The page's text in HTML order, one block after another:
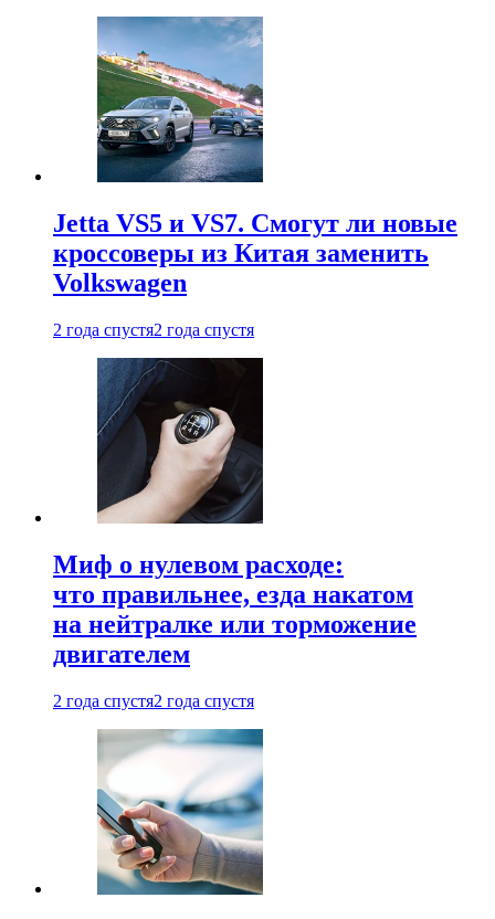
Jetta VS5 и VS7. Смогут ли новые
кроссоверы из Китая заменить
Volkswagen
2 года спустя2 года спустя
Миф о нулевом расходе:
что правильнее, езда накатом
на нейтралке или торможение
двигателем
2 года спустя2 года спустя